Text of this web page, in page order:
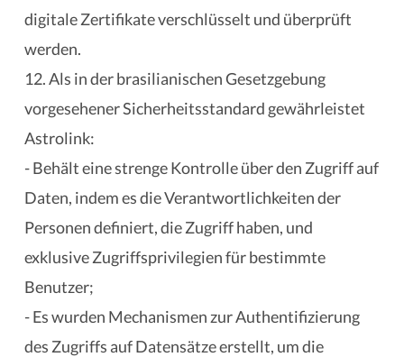
digitale Zertifikate verschlüsselt und überprüft
werden.
12. Als in der brasilianischen Gesetzgebung
vorgesehener Sicherheitsstandard gewährleistet
Astrolink:
- Behält eine strenge Kontrolle über den Zugriff auf
Daten, indem es die Verantwortlichkeiten der
Personen definiert, die Zugriff haben, und
exklusive Zugriffsprivilegien für bestimmte
Benutzer;
- Es wurden Mechanismen zur Authentifizierung
des Zugriffs auf Datensätze erstellt, um die